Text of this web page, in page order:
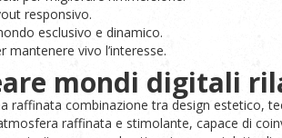
responsivo.
esclusivo e dinamico.
vivo l’interesse.
mondi digitali
raffinata combinazione tra design estetico,
raffinata e stimolante, capace di